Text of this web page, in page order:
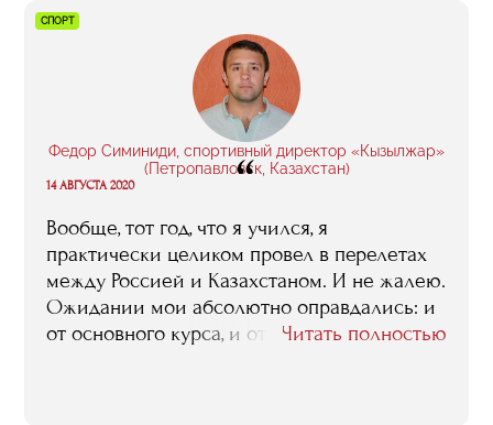
преподаватели. Потому что все они
практикующие профессионалы, у которых
есть, чему поучиться. Плюс они, как
правило, открытые, коммуникабельные
люди, которые не бегут от ваших вопросов,
а готовы на них отвечать компетентно и
максимально развернуто».
СПОРТ
Федор Симиниди, спортивный директор «Кызылжар»
(Петропавловск, Казахстан)
“
14 АВГУСТА 2020
Вообще, тот год, что я учился, я
практически целиком провел в перелетах
между Россией и Казахстаном. И не жалею.
Ожидании мои абсолютно оправдались: и
от основного курса, и от стажировки в
Читать полностью